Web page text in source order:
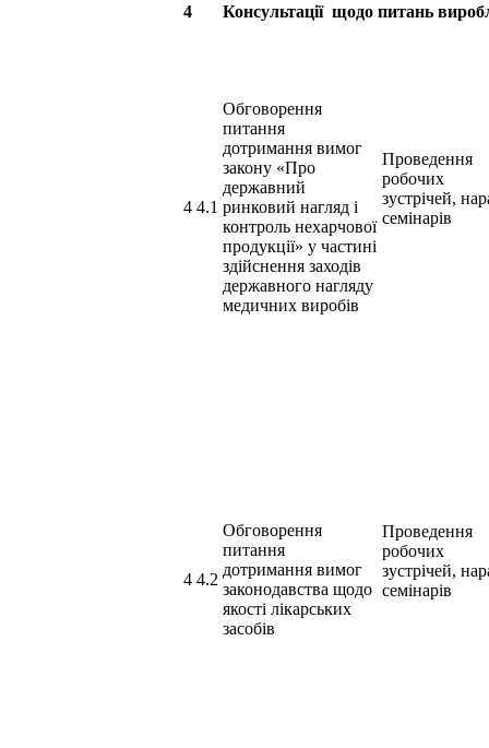
4 Консультації щодо питань
4 4.1
Обговорення
питання
дотримання вимог
закону «Про
державний
ринковий нагляд і
контроль нехарчової
продукції» у частині
здійснення заходів
державного нагляду
медичних виробів
Проведення
робочих
зустрічей,
семінарів
4 4.2
Обговорення
питання
дотримання вимог
законодавства щодо
якості лікарських
засобів
Проведення
робочих
зустрічей,
семінарів